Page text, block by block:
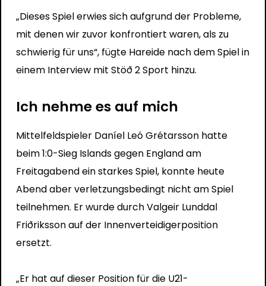
„Dieses Spiel erwies sich aufgrund der Probleme,
mit denen wir zuvor konfrontiert waren, als zu
schwierig für uns“, fügte Hareide nach dem Spiel in
einem Interview mit Stöð 2 Sport hinzu.
Ich nehme es auf mich
Mittelfeldspieler Daníel Leó Grétarsson hatte
beim 1:0-Sieg Islands gegen England am
Freitagabend ein starkes Spiel, konnte heute
Abend aber verletzungsbedingt nicht am Spiel
teilnehmen. Er wurde durch Valgeir Lunddal
Friðriksson auf der Innenverteidigerposition
ersetzt.
„Er hat auf dieser Position für die U21-